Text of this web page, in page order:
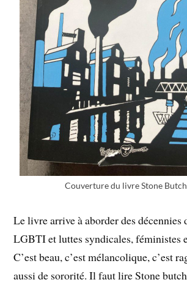
Couverture du livre Stone
Le livre arrive à aborder des décennies
LGBTI et luttes syndicales, féministes
C’est beau, c’est mélancolique, c’est
aussi de sororité. Il faut lire Stone